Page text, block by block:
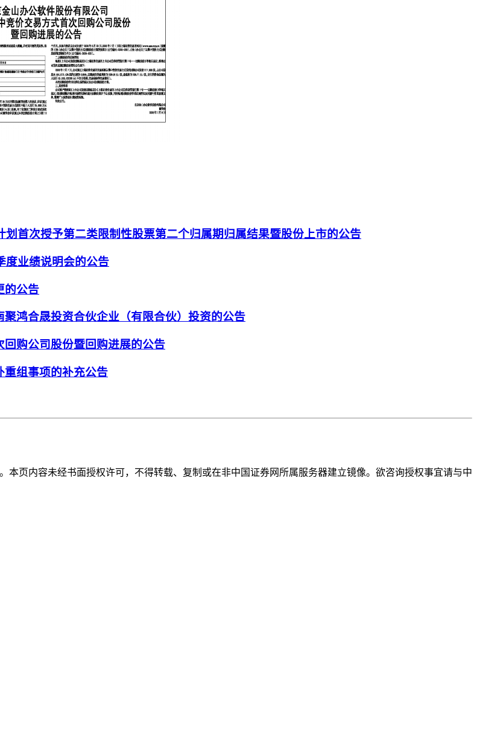
首次授予第二类限制性股票第二个归属期归属结果暨股份上市的公告
度业绩说明会的公告
的公告
鸿合晟投资合伙企业（有限合伙）投资的公告
购公司股份暨回购进展的公告
重组事项的补充公告
页内容未经书面授权许可，不得转载、复制或在非中国证券网所属服务器建立镜像。欲咨询授权事宜请与中